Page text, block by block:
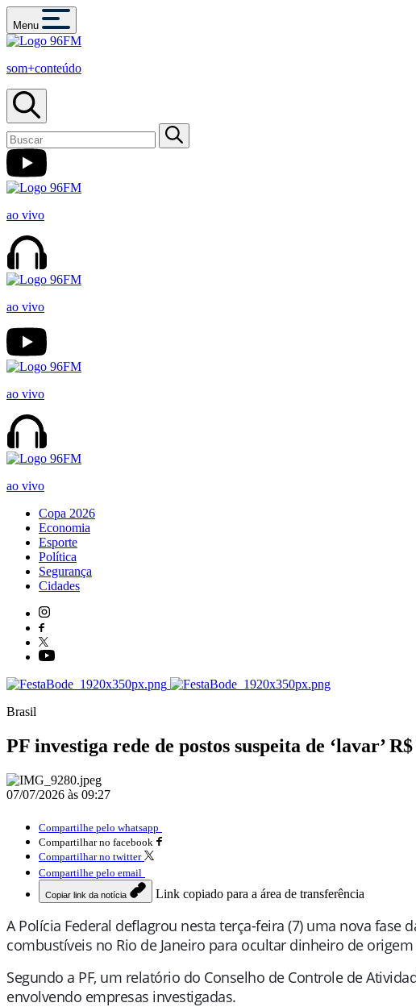
Menu
som+conteúdo
ao vivo
ao vivo
ao vivo
ao vivo
Copa 2026
Economia
Esporte
Política
Segurança
Cidades
Brasil
PF investiga rede de postos suspeita de ‘lavar’
07/07/2026 às 09:27
Compartilhe pelo whatsapp
Compartilhar no facebook
Compartilhar no twitter
Compartilhe pelo email
Copiar link da notícia Link copiado para a área de transferência
A Polícia Federal deflagrou nesta terça-feira (7) uma nova
combustíveis no Rio de Janeiro para ocultar dinheiro de
Segundo a PF, um relatório do Conselho de Controle de
envolvendo empresas investigadas.